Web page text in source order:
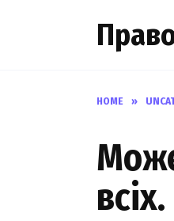
HOME »